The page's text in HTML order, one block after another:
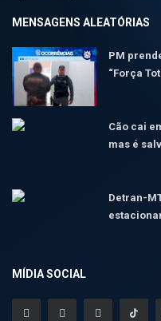
MENSAGENS ALEATÓRIAS
PM
“Força
Cão cai
mas é
Detran-
MÍDIA SOCIAL